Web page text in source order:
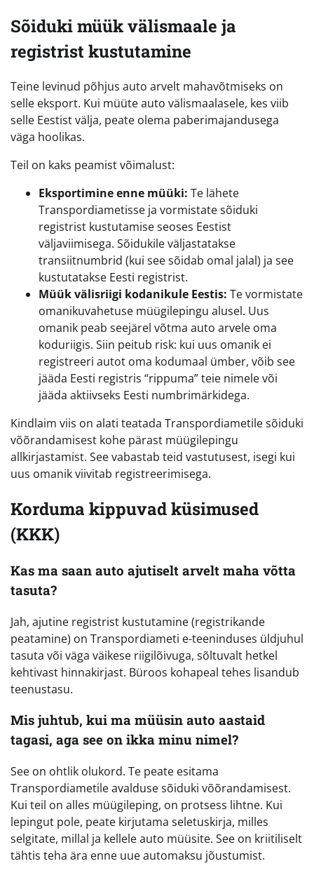
Sõiduki müük välismaale ja
registrist kustutamine
Teine levinud põhjus auto arvelt mahavõtmiseks on
selle eksport. Kui müüte auto välismaalasele, kes viib
selle Eestist välja, peate olema paberimajandusega
väga hoolikas.
Teil on kaks peamist võimalust:
Eksportimine enne müüki: Te lähete
Transpordiametisse ja vormistate sõiduki
registrist kustutamise seoses Eestist
väljaviimisega. Sõidukile väljastatakse
transiitnumbrid (kui see sõidab omal jalal) ja see
kustutatakse Eesti registrist.
Müük välisriigi kodanikule Eestis: Te vormistate
omanikuvahetuse müügilepingu alusel. Uus
omanik peab seejärel võtma auto arvele oma
koduriigis. Siin peitub risk: kui uus omanik ei
registreeri autot oma kodumaal ümber, võib see
jääda Eesti registris “rippuma” teie nimele või
jääda aktiivseks Eesti numbrimärkidega.
Kindlaim viis on alati teatada Transpordiametile sõiduki
võõrandamisest kohe pärast müügilepingu
allkirjastamist. See vabastab teid vastutusest, isegi kui
uus omanik viivitab registreerimisega.
Korduma kippuvad küsimused
(KKK)
Kas ma saan auto ajutiselt arvelt maha võtta
tasuta?
Jah, ajutine registrist kustutamine (registrikande
peatamine) on Transpordiameti e-teeninduses üldjuhul
tasuta või väga väikese riigilõivuga, sõltuvalt hetkel
kehtivast hinnakirjast. Büroos kohapeal tehes lisandub
teenustasu.
Mis juhtub, kui ma müüsin auto aastaid
tagasi, aga see on ikka minu nimel?
See on ohtlik olukord. Te peate esitama
Transpordiametile avalduse sõiduki võõrandamisest.
Kui teil on alles müügileping, on protsess lihtne. Kui
lepingut pole, peate kirjutama seletuskirja, milles
selgitate, millal ja kellele auto müüsite. See on kriitiliselt
tähtis teha ära enne uue automaksu jõustumist.